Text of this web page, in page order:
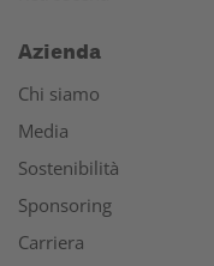
Azienda
Chi siamo
Media
Sostenibilità
Sponsoring
Carriera